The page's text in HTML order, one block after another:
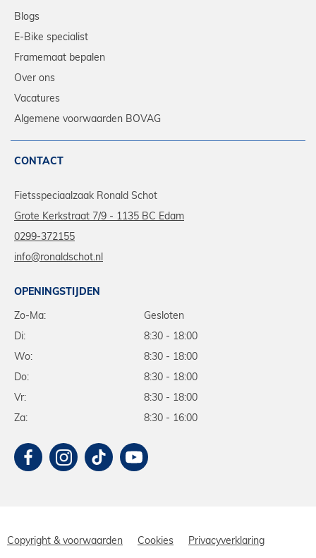
Blogs
E-Bike specialist
Framemaat bepalen
Over ons
Vacatures
Algemene voorwaarden BOVAG
CONTACT
Fietsspeciaalzaak Ronald Schot
Grote Kerkstraat 7/9 - 1135 BC Edam
0299-372155
info@ronaldschot.nl
OPENINGSTIJDEN
Zo-Ma:
Gesloten
Di:
8:30 - 18:00
Wo:
8:30 - 18:00
Do:
8:30 - 18:00
Vr:
8:30 - 18:00
Za:
8:30 - 16:00
Copyright & voorwaarden Cookies Privacyverklaring